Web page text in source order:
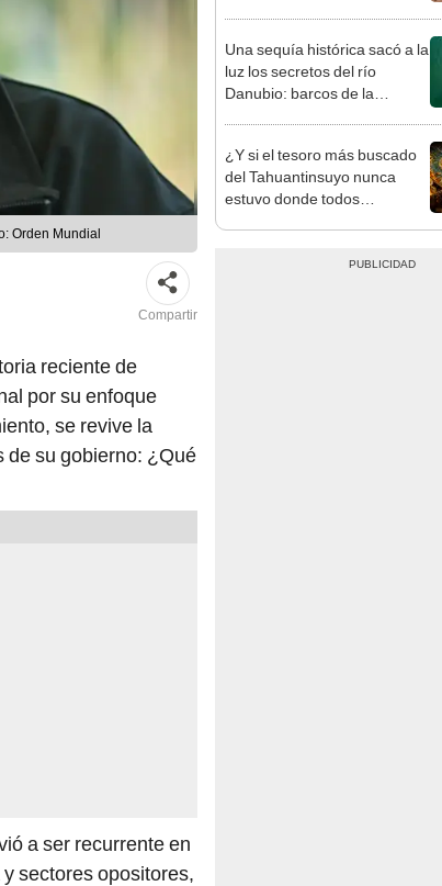
Orden Mundial
Compartir
reciente de
por su enfoque
se revive la
de su gobierno: ¿Qué
a ser recurrente en
sectores opositores,
Una sequía histórica sacó a la
luz los secretos del río
Danubio: barcos de la
¿Y si el tesoro más buscado
del Tahuantinsuyo nunca
estuvo donde todos